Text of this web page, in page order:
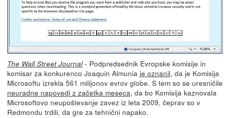
The Wall Street Journal- Podpredsednik Evropske komisije in
komisar za konkurenco Joaquin Almunia je oznanil, da je Komisija
Microsoftu izrekla 561 milijonov evrov globe. S tem so se uresničile
neuradne napovedi z začetka meseca, da bo Komisija kaznovala
Microsoftovo neupoštevanje zavez iz leta 2009, čeprav so v
Redmondu trdili, da gre za tehnični napako.